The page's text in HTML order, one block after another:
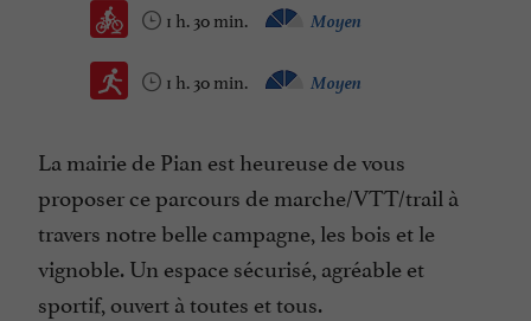
1 h. 30 min. Moyen
1 h. 30 min. Moyen
La mairie de Pian est heureuse de vous
proposer ce parcours de marche/VTT/trail à
travers notre belle campagne, les bois et le
vignoble. Un espace sécurisé, agréable et
sportif, ouvert à toutes et tous.